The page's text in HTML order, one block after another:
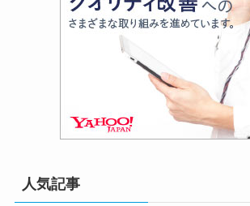
人気記事